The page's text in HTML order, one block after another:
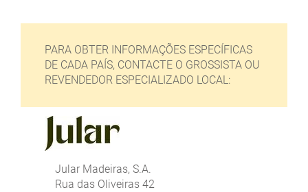
PARA OBTER INFORMAÇÕES ESPECÍFICAS
DE CADA PAÍS, CONTACTE O GROSSISTA OU
REVENDEDOR ESPECIALIZADO LOCAL:
Jular Madeiras, S.A.
Rua das Oliveiras 42